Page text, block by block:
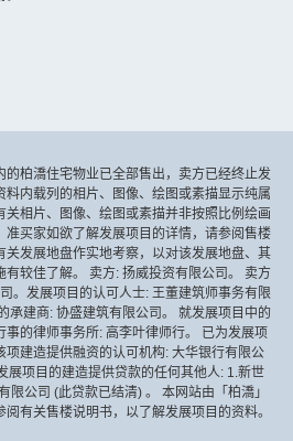
柏𣾷住宅物业已全部售出，卖方已经终止发
内载列的相片、图像、绘图或素描显示纯属
关相片、图像、绘图或素描并非按照比例绘画
准买家如欲了解发展项目的详情，请参阅售楼
关发展地盘作实地考察，以对该发展地盘、其
较佳了解。 卖方: 扬威投资有限公司。 卖方
。发展项目的认可人士: 王董建筑师事务有限
承建商: 协盛建筑有限公司。 就发展项目中的
的律师事务所: 高李叶律师行。 已为发展项
项建造提供融资的认可机构: 大华银行有限公
展项目的建造提供贷款的任何其他人: 1.新世
限公司 (此贷款已结清) 。 本网站由「柏𣾷」
有关售楼说明书，以了解发展项目的资料。